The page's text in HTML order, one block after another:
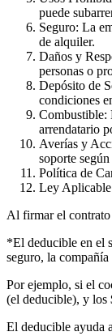
puede
Seguro: La
de alquiler.
Daños y
personas o
Depósito de
condiciones
Combustible:
arrendatario
Averías y
soporte
Política de
Ley
Al firmar el contrato
*El deducible en el
seguro, la
Por ejemplo, si el
(el deducible), y los
El deducible ayuda